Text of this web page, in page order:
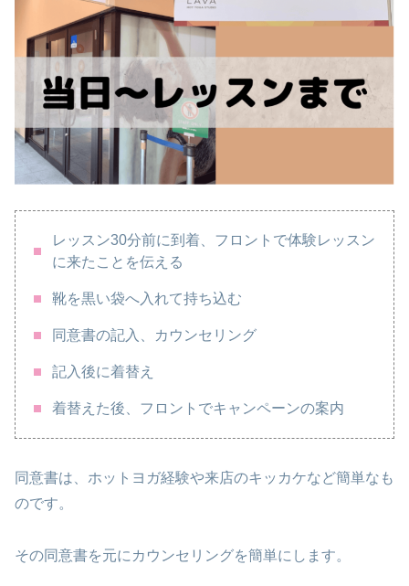
レッスン30分前に到着、フロントで体験レッスン
に来たことを伝える
靴を黒い袋へ入れて持ち込む
同意書の記入、カウンセリング
記入後に着替え
着替えた後、フロントでキャンペーンの案内
同意書は、ホットヨガ経験や来店のキッカケなど簡単なも
のです。
その同意書を元にカウンセリングを簡単にします。